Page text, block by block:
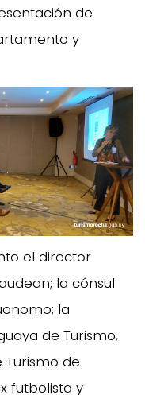
de
y
el director
la cónsul
la
de Turismo,
de
futbolista y